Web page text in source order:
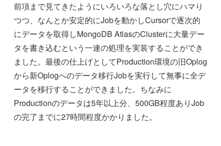
前項まで見てきたようにいろいろな落とし穴にハマり
つつ、なんとか安定的にJobを動かしCursorで逐次的
にデータを取得しMongoDB AtlasのClusterに大量デー
タを書き込むという一連の処理を実装することができ
ました。最後の仕上げとしてProduction環境の旧Oplog
から新Oplogへのデータ移行Jobを実行して無事に全デ
ータを移行することができました。ちなみに
Productionのデータは5年以上分、500GB程度ありJob
の完了までに27時間程度かかりました。